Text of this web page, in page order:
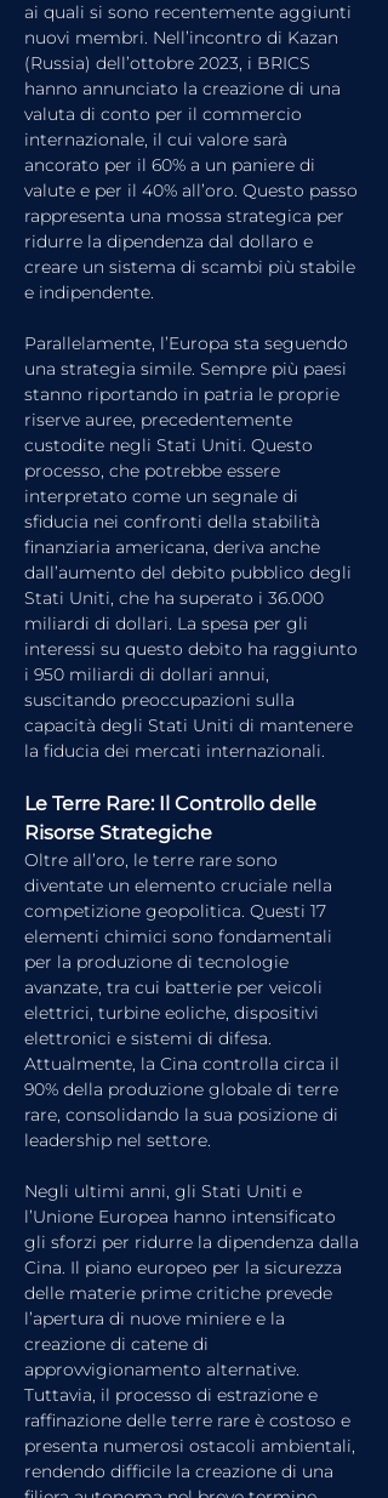
ai quali si sono recentemente aggiunti
nuovi membri. Nell’incontro di Kazan
(Russia) dell’ottobre 2023, i BRICS
hanno annunciato la creazione di una
valuta di conto per il commercio
internazionale, il cui valore sarà
ancorato per il 60% a un paniere di
valute e per il 40% all’oro. Questo passo
rappresenta una mossa strategica per
ridurre la dipendenza dal dollaro e
creare un sistema di scambi più stabile
e indipendente.
Parallelamente, l’Europa sta seguendo
una strategia simile. Sempre più paesi
stanno riportando in patria le proprie
riserve auree, precedentemente
custodite negli Stati Uniti. Questo
processo, che potrebbe essere
interpretato come un segnale di
sfiducia nei confronti della stabilità
finanziaria americana, deriva anche
dall’aumento del debito pubblico degli
Stati Uniti, che ha superato i 36.000
miliardi di dollari. La spesa per gli
interessi su questo debito ha raggiunto
i 950 miliardi di dollari annui,
suscitando preoccupazioni sulla
capacità degli Stati Uniti di mantenere
la fiducia dei mercati internazionali.
Le Terre Rare: Il Controllo delle
Risorse Strategiche
Oltre all’oro, le terre rare sono
diventate un elemento cruciale nella
competizione geopolitica. Questi 17
elementi chimici sono fondamentali
per la produzione di tecnologie
avanzate, tra cui batterie per veicoli
elettrici, turbine eoliche, dispositivi
elettronici e sistemi di difesa.
Attualmente, la Cina controlla circa il
90% della produzione globale di terre
rare, consolidando la sua posizione di
leadership nel settore.
Negli ultimi anni, gli Stati Uniti e
l’Unione Europea hanno intensificato
gli sforzi per ridurre la dipendenza dalla
Cina. Il piano europeo per la sicurezza
delle materie prime critiche prevede
l’apertura di nuove miniere e la
creazione di catene di
approvvigionamento alternative.
Tuttavia, il processo di estrazione e
raffinazione delle terre rare è costoso e
presenta numerosi ostacoli ambientali,
rendendo difficile la creazione di una